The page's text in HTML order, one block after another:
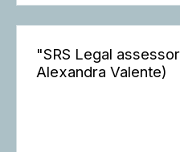
"SRS Legal
Alexandra Valente)